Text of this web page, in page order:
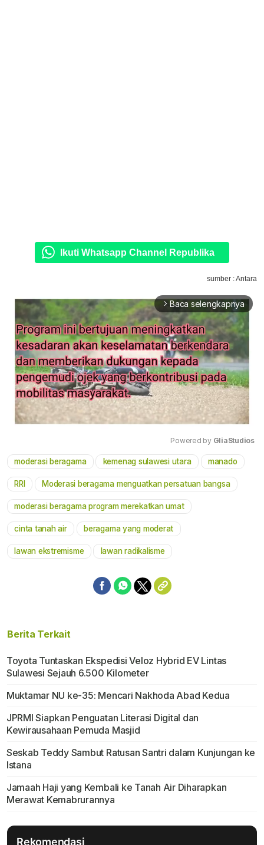
Ikuti Whatsapp Channel Republika
sumber : Antara
arrow_forward_ios Baca selengkapnya
Mute
Powered by GliaStudios
moderasi beragama kemenag sulawesi utara manado
RRI Moderasi beragama menguatkan persatuan bangsa
moderasi beragama program merekatkan umat
cinta tanah air beragama yang moderat
lawan ekstremisme lawan radikalisme
Berita Terkait
Toyota Tuntaskan Ekspedisi Veloz Hybrid EV Lintas
Sulawesi Sejauh 6.500 Kilometer
Muktamar NU ke-35: Mencari Nakhoda Abad Kedua
JPRMI Siapkan Penguatan Literasi Digital dan
Kewirausahaan Pemuda Masjid
Seskab Teddy Sambut Ratusan Santri dalam Kunjungan ke
Istana
Jamaah Haji yang Kembali ke Tanah Air Diharapkan
Merawat Kemabrurannya
Rekomendasi